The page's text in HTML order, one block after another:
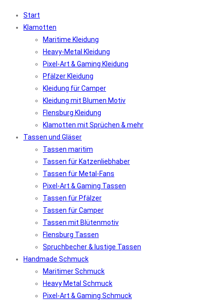
Start
Klamotten
Maritime Kleidung
Heavy-Metal Kleidung
Pixel-Art & Gaming Kleidung
Pfälzer Kleidung
Kleidung für Camper
Kleidung mit Blumen Motiv
Flensburg Kleidung
Klamotten mit Sprüchen & mehr
Tassen und Gläser
Tassen maritim
Tassen für Katzenliebhaber
Tassen für Metal-Fans
Pixel-Art & Gaming Tassen
Tassen für Pfälzer
Tassen für Camper
Tassen mit Blütenmotiv
Flensburg Tassen
Spruchbecher & lustige Tassen
Handmade Schmuck
Maritimer Schmuck
Heavy Metal Schmuck
Pixel-Art & Gaming Schmuck